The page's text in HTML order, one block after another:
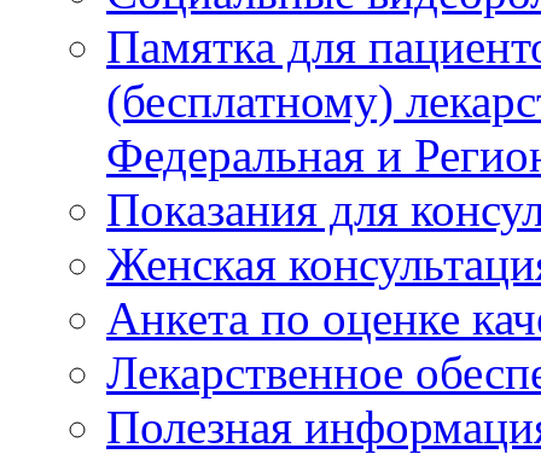
Памятка для
(бесплатному)
Федеральная и
Показания для
Женская
Анкета по оценке
Лекарственное
Полезная